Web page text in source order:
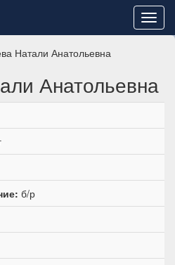
Натали Анатольевна
Анатольевна
б/р